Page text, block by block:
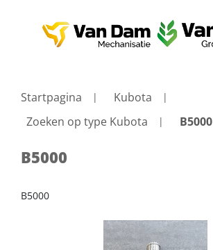
Startpagina
Kubota
Zoeken op type Kubota
B5000
B5000
B5000